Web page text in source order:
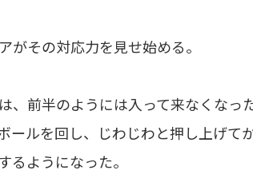
その対応力を見せ始める。
、前半のようには入って来なくなっ
ールを回し、じわじわと押し上げて
るようになった。